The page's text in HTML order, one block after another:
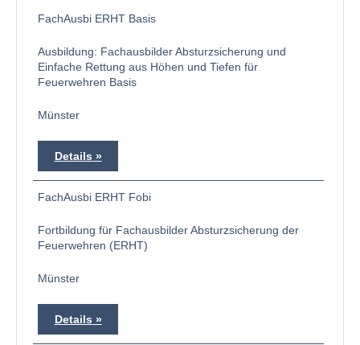
FachAusbi ERHT Basis
Ausbildung: Fachausbilder Absturzsicherung und
Einfache Rettung aus Höhen und Tiefen für
Feuerwehren Basis
Münster
Details
FachAusbi ERHT Fobi
Fortbildung für Fachausbilder Absturzsicherung der
Feuerwehren (ERHT)
Münster
Details